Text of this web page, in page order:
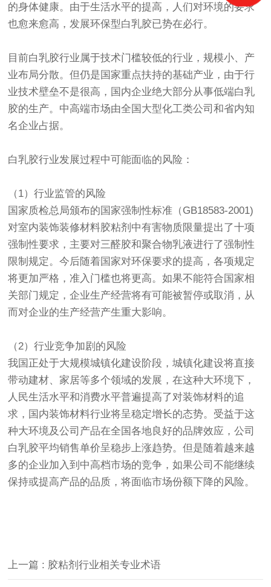
的身体健康。由于生活水平的提高，人们对环境的要求
也愈来愈高，发展环保型白乳胶已势在必行。
目前白乳胶行业属于技术门槛较低的行业，规模小、产
业布局分散。但仍是国家重点扶持的基础产业，由于行
业技术壁垒不是很高，国内企业绝大部分从事低端白乳
胶的生产。中高端市场由全国大型化工类公司和省内知
名企业占据。
白乳胶行业发展过程中可能面临的风险：
（1）行业监管的风险
国家质检总局颁布的国家强制性标准（GB18583-2001)
对室内装饰装修材料胶粘剂中有害物质限量提出了十项
强制性要求，主要对三醛胶和聚合物乳液进行了强制性
限制规定。今后随着国家对环保要求的提高，各项规定
将更加严格，准入门槛也将更高。如果不能符合国家相
关部门规定，企业生产经营将有可能被暂停或取消，从
而对企业的生产经营产生重大影响。
（2）行业竞争加剧的风险
我国正处于大规模城镇化建设阶段，城镇化建设将直接
带动建材、家居等多个领域的发展，在这种大环境下，
人民生活水平和消费水平普遍提高了对装饰材料的追
求，国内装饰材料行业将呈稳定增长的态势。受益于这
种大环境及公司产品在全国各地良好的品牌效应，公司
白乳胶平均销售单价呈稳步上涨趋势。但是随着越来越
多的企业加入到中高档市场的竞争，如果公司不能继续
保持或提高产品的品质，将面临市场份额下降的风险。
上一篇 : 胶粘剂行业相关专业术语